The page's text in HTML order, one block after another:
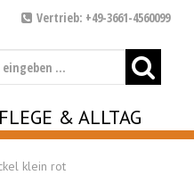
Vertrieb: +49-3661-4560099
& ALLTAG
klein rot